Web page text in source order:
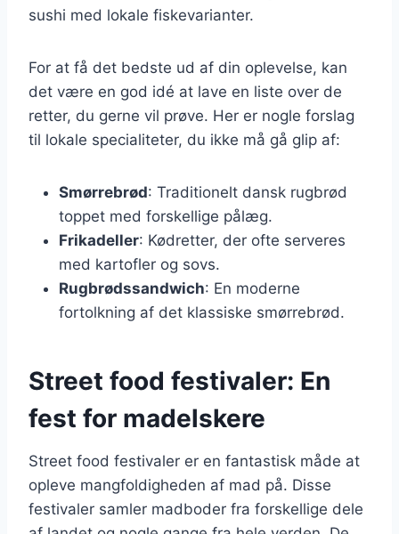
sushi med lokale fiskevarianter.
For at få det bedste ud af din oplevelse, kan
det være en god idé at lave en liste over de
retter, du gerne vil prøve. Her er nogle forslag
til lokale specialiteter, du ikke må gå glip af:
Smørrebrød: Traditionelt dansk rugbrød
toppet med forskellige pålæg.
Frikadeller: Kødretter, der ofte serveres
med kartofler og sovs.
Rugbrødssandwich: En moderne
fortolkning af det klassiske smørrebrød.
Street food festivaler: En
fest for madelskere
Street food festivaler er en fantastisk måde at
opleve mangfoldigheden af mad på. Disse
festivaler samler madboder fra forskellige dele